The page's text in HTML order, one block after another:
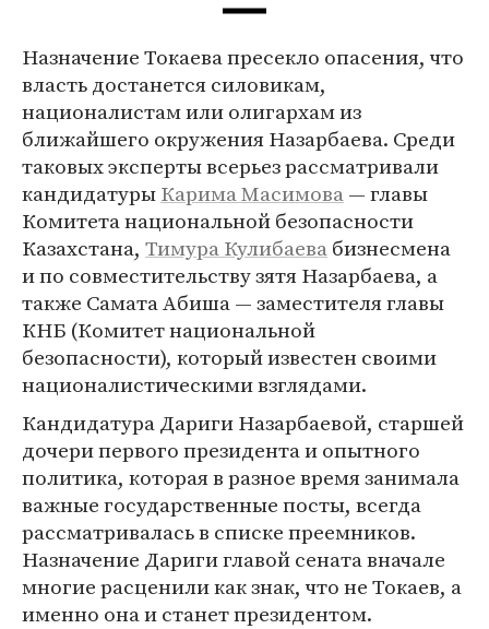
Назначение Токаева пресекло опасения, что
власть достанется силовикам,
националистам или олигархам из
ближайшего окружения Назарбаева. Среди
таковых эксперты всерьез рассматривали
кандидатурыКарима Масимова— главы
Комитета национальной безопасности
Казахстана, Тимура Кулибаевабизнесмена
и по совместительству зятя Назарбаева, а
также Самата Абиша — заместителя главы
КНБ (Комитет национальной
безопасности), который известен своими
националистическими взглядами.
Кандидатура Дариги Назарбаевой, старшей
дочери первого президента и опытного
политика, которая в разное время занимала
важные государственные посты, всегда
рассматривалась в списке преемников.
Назначение Дариги главой сената вначале
многие расценили как знак, что не Токаев, а
именно она и станет президентом.